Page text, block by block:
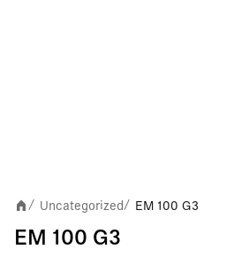
/ Uncategorized / EM 100 G3
EM 100 G3